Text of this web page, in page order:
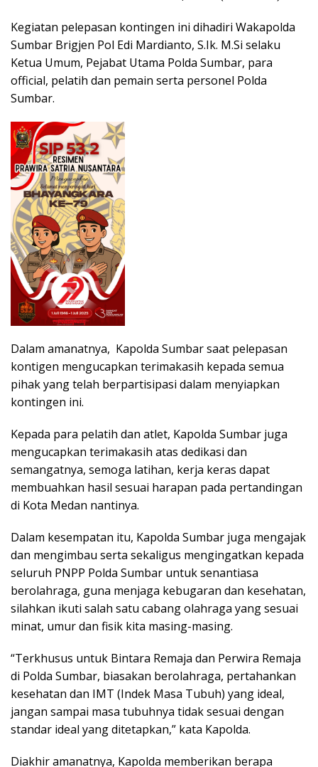
Kegiatan pelepasan kontingen ini dihadiri Wakapolda
Sumbar Brigjen Pol Edi Mardianto, S.Ik. M.Si selaku
Ketua Umum, Pejabat Utama Polda Sumbar, para
official, pelatih dan pemain serta personel Polda
Sumbar.
Dalam amanatnya, Kapolda Sumbar saat pelepasan
kontigen mengucapkan terimakasih kepada semua
pihak yang telah berpartisipasi dalam menyiapkan
kontingen ini.
Kepada para pelatih dan atlet, Kapolda Sumbar juga
mengucapkan terimakasih atas dedikasi dan
semangatnya, semoga latihan, kerja keras dapat
membuahkan hasil sesuai harapan pada pertandingan
di Kota Medan nantinya.
Dalam kesempatan itu, Kapolda Sumbar juga mengajak
dan mengimbau serta sekaligus mengingatkan kepada
seluruh PNPP Polda Sumbar untuk senantiasa
berolahraga, guna menjaga kebugaran dan kesehatan,
silahkan ikuti salah satu cabang olahraga yang sesuai
minat, umur dan fisik kita masing-masing.
“Terkhusus untuk Bintara Remaja dan Perwira Remaja
di Polda Sumbar, biasakan berolahraga, pertahankan
kesehatan dan IMT (Indek Masa Tubuh) yang ideal,
jangan sampai masa tubuhnya tidak sesuai dengan
standar ideal yang ditetapkan,” kata Kapolda.
Diakhir amanatnya, Kapolda memberikan berapa